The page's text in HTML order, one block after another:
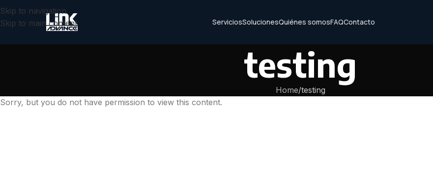
Skip to navigation
Skip to main content
ServiciosSolucionesQuiénes somosFAQContacto
testing
Home testing
Sorry, but you do not have permission to view this content.